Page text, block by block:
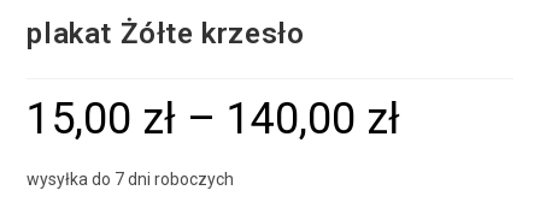
plakat Żółte krzesło
15,00 zł – 140,00 zł
wysyłka do 7 dni roboczych